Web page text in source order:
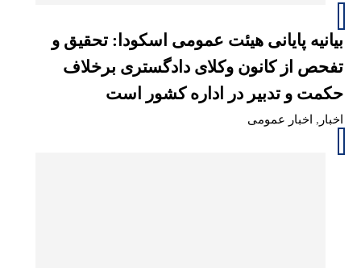
بیانیه‌‌ پایانی هیئت عمومی اسکودا: تحقیق و
تفحص از کانون وکلای دادگستری برخلاف
حکمت و تدبیر در اداره کشور است
اخبار , اخبار عمومی